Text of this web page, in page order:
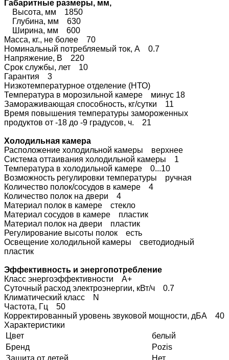
Габаритные размеры, мм,
Высота, мм 1850
Глубина, мм 630
Ширина, мм 600
Масса, кг., не более 70
Номинальный потребляемый ток, А 0.7
Напряжение, В 220
Срок службы, лет 10
Гарантия 3
Низкотемпературное отделение (НТО)
Температура в морозильной камере минус 18
Замораживающая способность, кг/сутки 11
Время повышения температуры замороженных
продуктов от -18 до -9 градусов, ч. 21
Холодильная камера
Расположение холодильной камеры верхнее
Система оттаивания холодильной камеры 1
Температура в холодильной камере 0...10
Возможность регулировки температуры ручная
Количество полок/сосудов в камере 4
Количество полок на двери 4
Материал полок в камере стекло
Материал сосудов в камере пластик
Материал полок на двери пластик
Регулирование высоты полок есть
Освещение холодильной камеры светодиодный
пластик
Эффективность и энергопотребление
Класс энергоэффективности А+
Суточный расход электроэнергии, кВт/ч 0.7
Климатический класс N
Частота, Гц 50
Корректированный уровень звуковой мощности, дБA 40
Характеристики
Цвет
белый
Бренд
Pozis
Защита от детей
Нет